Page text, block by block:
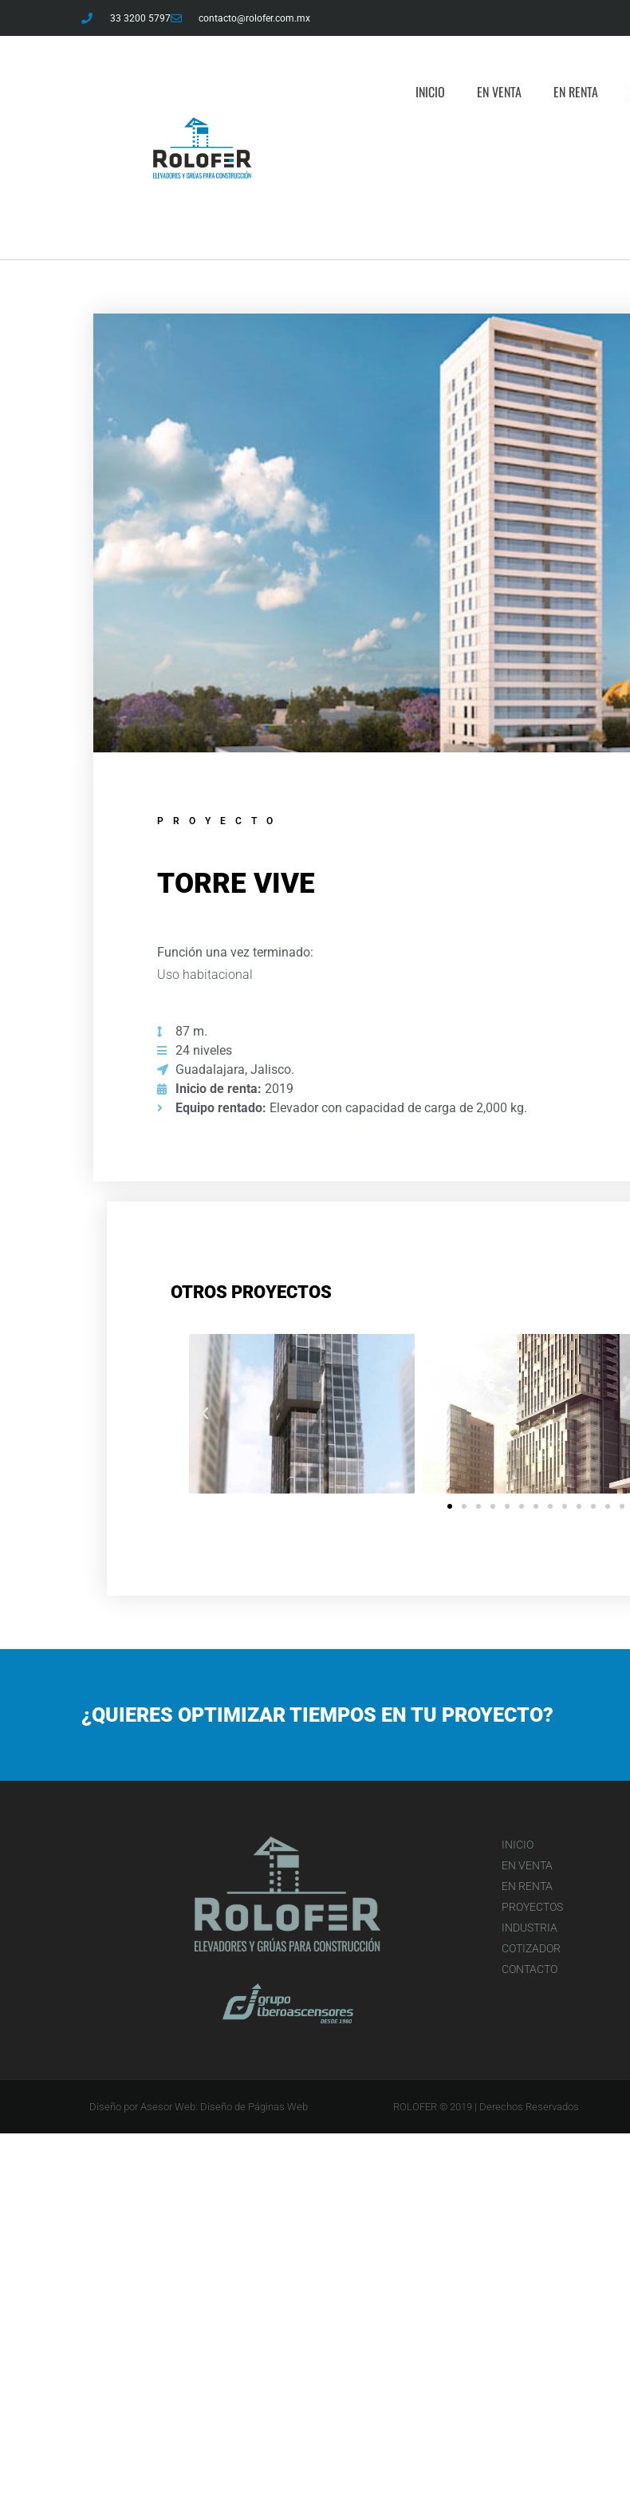
33 3200 5797 contacto@rolofer.com.mx
INICIO EN VENTA EN RENTA
PROYECTO
TORRE VIVE
Función una vez terminado:
Uso habitacional
87 m.
24 niveles
Guadalajara, Jalisco.
Inicio de renta: 2019
Equipo rentado: Elevador con capacidad de carga de 2,000 kg.
OTROS PROYECTOS
¿QUIERES OPTIMIZAR TIEMPOS EN TU PROYECTO?
INICIO
EN VENTA
EN RENTA
PROYECTOS
INDUSTRIA
COTIZADOR
CONTACTO
Diseño por Asesor Web: Diseño de Páginas Web ROLOFER © 2019 | Derechos Reservados